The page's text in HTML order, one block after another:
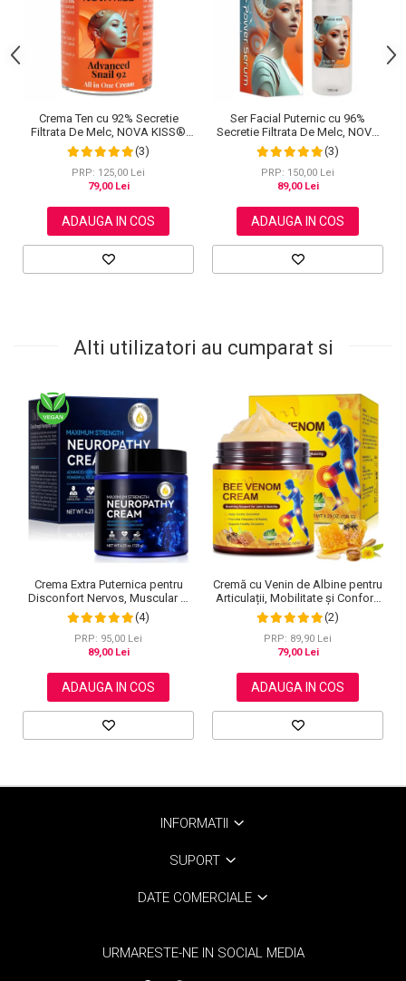
Crema Ten cu 92% Secretie
Filtrata De Melc, NOVA KISS®
Advanced Snail 92 All In One,
100 g
(3)
PRP: 125,00 Lei
79,00 Lei
ADAUGA IN COS
Ser Facial Puternic cu 96%
Secretie Filtrata De Melc, NOVA
KISS® Snail 96 Power Serum,
100 ml
(3)
PRP: 150,00 Lei
89,00 Lei
ADAUGA IN COS
Alti utilizatori au cumparat si
Crema Extra Puternica pentru
Disconfort Nervos, Muscular si
Articular, 120 g
(4)
PRP: 95,00 Lei
89,00 Lei
ADAUGA IN COS
Cremă cu Venin de Albine pentru
Articulații, Mobilitate și Confort,
120 g
(2)
PRP: 89,90 Lei
79,00 Lei
ADAUGA IN COS
INFORMATII
SUPORT
DATE COMERCIALE
URMARESTE-NE IN SOCIAL MEDIA